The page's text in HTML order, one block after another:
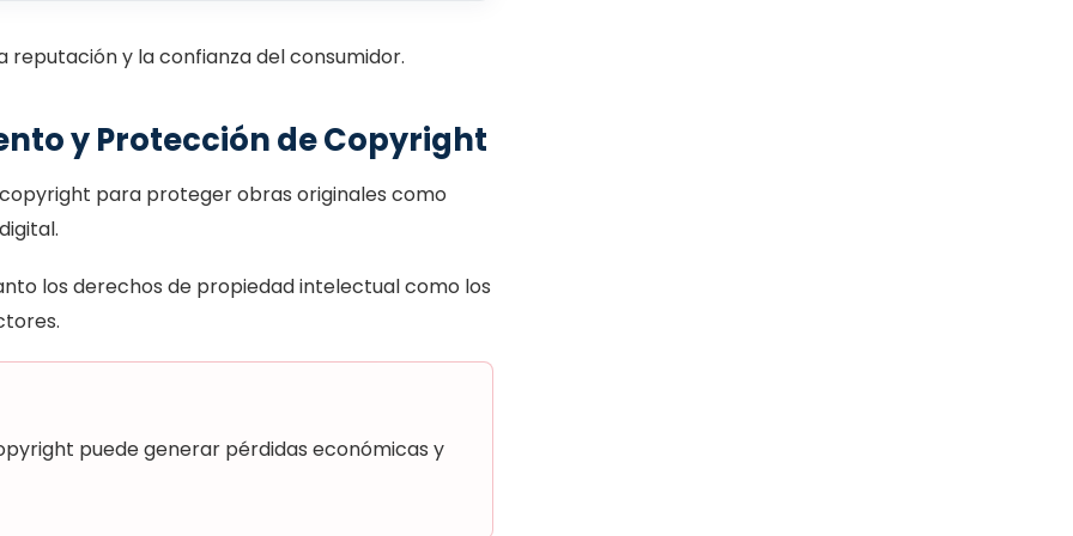
y la confianza del consumidor.
y Protección de Copyright
para proteger obras originales como
los derechos de propiedad intelectual como los
puede generar pérdidas económicas y